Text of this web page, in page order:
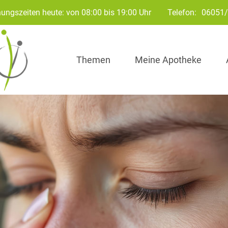
heute: von 08:00 bis 19:00 Uhr Telefon:
Themen Meine Apotheke